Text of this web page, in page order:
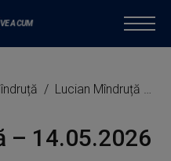
Lucian Mîndruță – 14.05.2026
– 14.05.2026